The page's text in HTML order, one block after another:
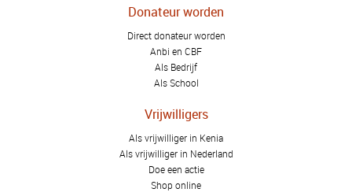
Donateur worden
Direct donateur worden
Anbi en CBF
Als Bedrijf
Als School
Vrijwilligers
Als vrijwilliger in Kenia
Als vrijwilliger in Nederland
Doe een actie
Shop online